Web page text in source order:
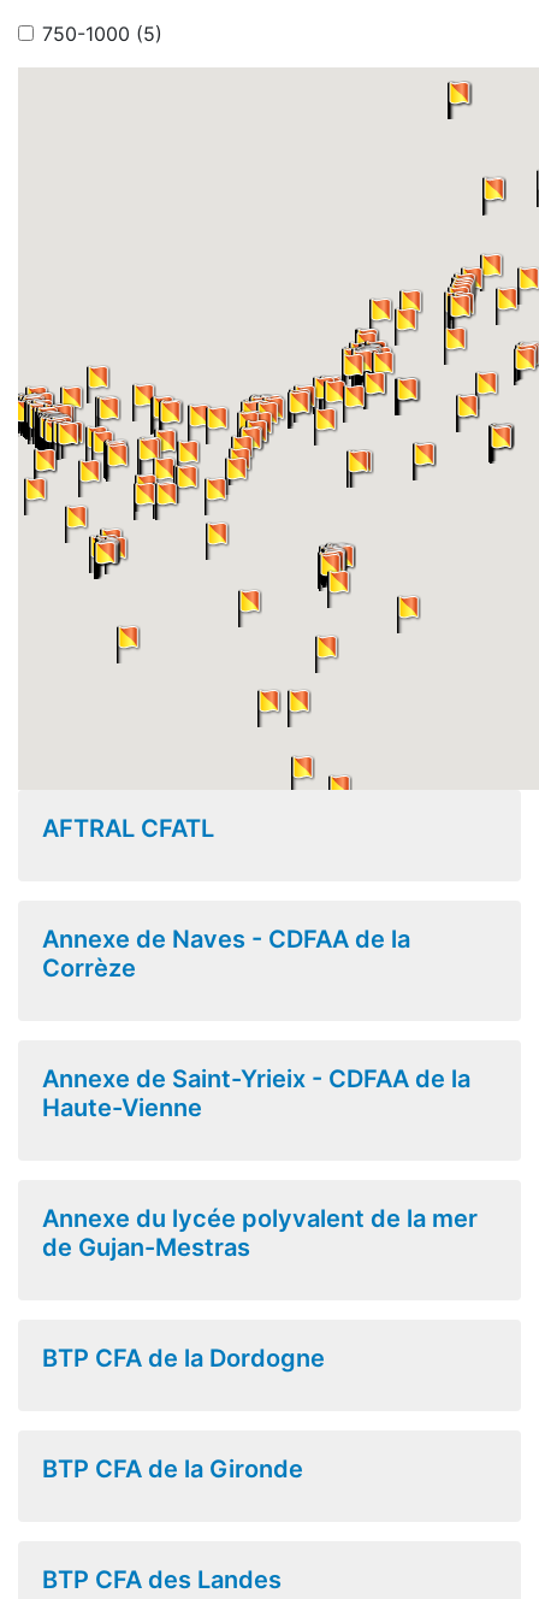
750-1000 (5)
AFTRAL CFATL
Annexe de Naves - CDFAA de la
Corrèze
Annexe de Saint-Yrieix - CDFAA de la
Haute-Vienne
Annexe du lycée polyvalent de la mer
de Gujan-Mestras
BTP CFA de la Dordogne
BTP CFA de la Gironde
BTP CFA des Landes